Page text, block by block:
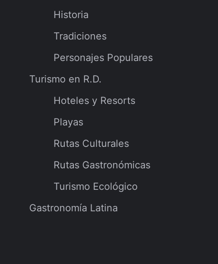
Historia
Tradiciones
Personajes Populares
Turismo en R.D.
Hoteles y Resorts
Playas
Rutas Culturales
Rutas Gastronómicas
Turismo Ecológico
Gastronomía Latina